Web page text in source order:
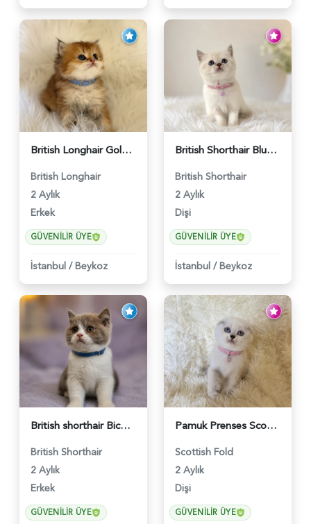
British Longhair Golden Erkek Yavrumuz - 5910
British Longhair
2 Aylık
Erkek
GÜVENILIR ÜYE
İstanbul / Beykoz
British Shorthair Blue Point Kızımız 2 Aylık - 5149
British Shorthair
2 Aylık
Dişi
GÜVENILIR ÜYE
İstanbul / Beykoz
British shorthair Bicolor Lilac Erkek - 5905
British Shorthair
2 Aylık
Erkek
GÜVENILIR ÜYE
Pamuk Prenses Scottish Fold Maviş Yavrumuz - 6009
Scottish Fold
2 Aylık
Dişi
GÜVENILIR ÜYE